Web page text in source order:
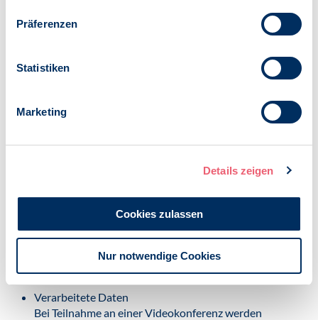
Präferenzen
Statistiken
Marketing
Details zeigen
Cookies zulassen
Nur notwendige Cookies
Anfahrtswegen. Die Datenverarbeitung erfolgt
hauptsächlich aus technischen Gründen und dient der
Internet. Die Video Konferenzsysteme werden
technisch vom jeweiligen Anbieter zur Verfügung
Nutzung bleiben unberührt. Insbesondere werden
personenbezogene Daten auch zur Authentifizierung
bzw. zur Vermeidung unberechtigter Teilnahme
Verantwortliche Stelle
Verantwortliche Stelle für die Datenverarbeitung, die
im unmittelbaren Zusammenhang mit der
Durchführung von Online-Webinare stehen, ist der
Verarbeitete Daten
Bei Teilnahme an einer Videokonferenz werden